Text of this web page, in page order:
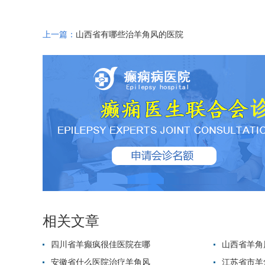
上一篇： 山西省有哪些治羊角风的医院
相关文章
四川省羊癫疯很佳医院在哪
山西省羊
安徽省什么医院治疗羊角风
江苏省市